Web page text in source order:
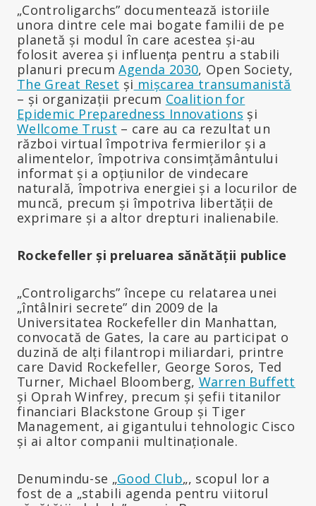
„Controligarchs” documentează istoriile
unora dintre cele mai bogate familii de pe
planetă și modul în care acestea și-au
folosit averea și influența pentru a stabili
planuri precumAgenda 2030, Open Society,
The Great Reset și mișcarea transumanistă
– și organizații precum Coalition for
Epidemic Preparedness Innovations și
Wellcome Trust – care au ca rezultat un
război virtual împotriva fermierilor și a
alimentelor, împotriva consimțământului
informat și a opțiunilor de vindecare
naturală, împotriva energiei și a locurilor de
muncă, precum și împotriva libertății de
exprimare și a altor drepturi inalienabile.
Rockefeller și preluarea sănătății publice
„Controligarchs” începe cu relatarea unei
„întâlniri secrete” din 2009 de la
Universitatea Rockefeller din Manhattan,
convocată de Gates, la care au participat o
duzină de alți filantropi miliardari, printre
care David Rockefeller, George Soros, Ted
Turner, Michael Bloomberg, Warren Buffett
și Oprah Winfrey, precum și șefii titanilor
financiari Blackstone Group și Tiger
Management, ai gigantului tehnologic Cisco
și ai altor companii multinaționale.
Denumindu-se „Good Club„, scopul lor a
fost de a „stabili agenda pentru viitorul